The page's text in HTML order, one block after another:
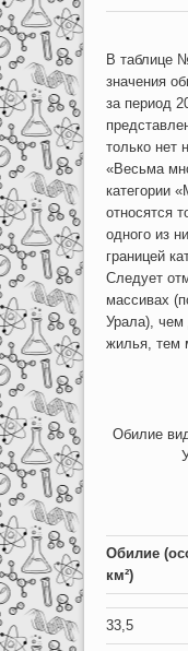
В таблице
значения
за период
только нет
«Весьма
категории
относятся
одного из
границей
Следует
массивах
Урала), чем
жилья, тем
Обилие
Обилие
км²)
33,5